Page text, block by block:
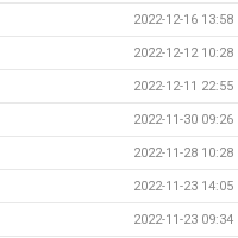
2022-12-16 13:58
2022-12-12 10:28
2022-12-11 22:55
2022-11-30 09:26
2022-11-28 10:28
2022-11-23 14:05
2022-11-23 09:34